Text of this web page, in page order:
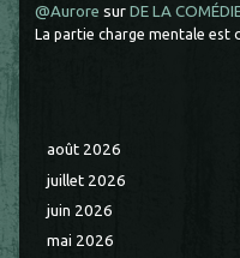
@Aurore surDE LA
La partie charge mentale est
août 2026
juillet 2026
juin 2026
mai 2026